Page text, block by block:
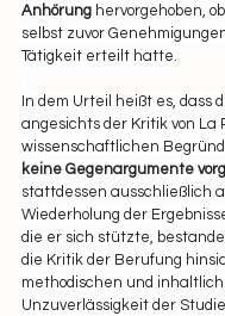
Anhörung hervorgehoben,
selbst zuvor
Tätigkeit erteilt hatte.
In dem Urteil heißt es, dass
angesichts der Kritik von La
wissenschaftlichen
keine Gegenargumente
stattdessen ausschließlich
Wiederholung der
die er sich stützte,
die Kritik der Berufung
methodischen und
Unzuverlässigkeit der